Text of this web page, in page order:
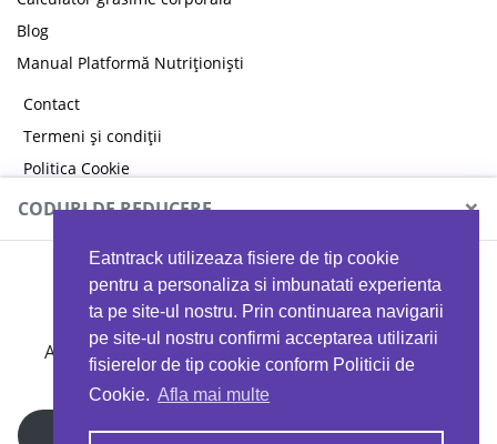
Eatntrack utilizeaza fisiere de tip cookie
pentru a personaliza si imbunatati experienta
ta pe site-ul nostru. Prin continuarea navigarii
pe site-ul nostru confirmi acceptarea utilizarii
fisierelor de tip cookie conform Politicii de
Cookie. Afla mai multe
Blog
Manual Platformă Nutriționiști
Contact
Termeni și condiții
Politica Cookie
Politica de confidențialitate
CODURI DE REDUCERE ×
MYPROTEIN
Ai 40%reducere la orice comandă folosind codul
EATTRACK
Profită acum